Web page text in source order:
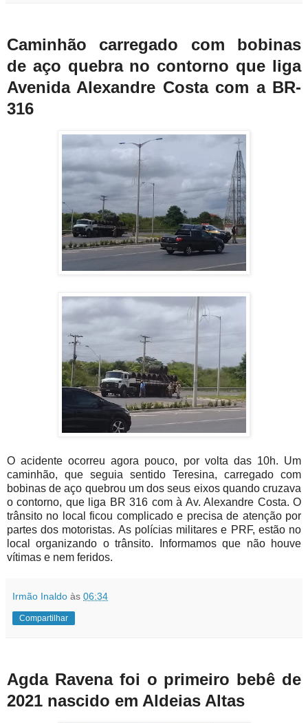
Caminhão carregado com bobinas
de aço quebra no contorno que liga
Avenida Alexandre Costa com a BR-
316
O acidente ocorreu agora pouco, por volta das 10h. Um
caminhão, que seguia sentido Teresina, carregado com
bobinas de aço quebrou um dos seus eixos quando cruzava
o contorno, que liga BR 316 com à Av. Alexandre Costa. O
trânsito no local ficou complicado e precisa de atenção por
partes dos motoristas. As polícias militares e PRF, estão no
local organizando o trânsito. Informamos que não houve
vítimas e nem feridos.
Irmão Inaldo às 06:34
Compartilhar
Agda Ravena foi o primeiro bebê de
2021 nascido em Aldeias Altas